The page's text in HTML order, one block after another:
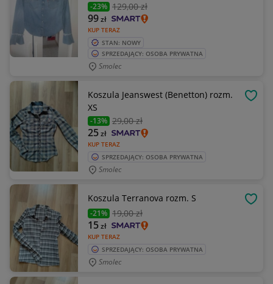
-23% 129,00 zł
KUP TERAZ
99zł
STAN: NOWY
SPRZEDAJĄCY: OSOBA PRYWATNA
Smolec
Koszula Jeanswest (Benetton) rozm.
XS
-13% 29,00 zł
KUP TERAZ
25zł
SPRZEDAJĄCY: OSOBA PRYWATNA
Smolec
Koszula Terranova rozm. S
-21% 19,00 zł
KUP TERAZ
15zł
SPRZEDAJĄCY: OSOBA PRYWATNA
Smolec